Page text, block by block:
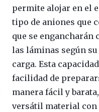
permite alojar en el
tipo de aniones que
que se engancharán
las láminas según
carga. Esta
facilidad de
manera fácil y
versátil material